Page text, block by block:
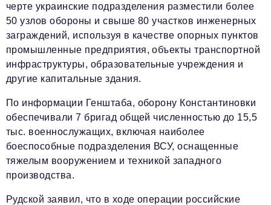
черте украинские подразделения разместили более
50 узлов обороны и свыше 80 участков инженерных
заграждений, используя в качестве опорных пунктов
промышленные предприятия, объекты транспортной
инфраструктуры, образовательные учреждения и
другие капитальные здания.
По информации Генштаба, оборону Константиновки
обеспечивали 7 бригад общей численностью до 15,5
тыс. военнослужащих, включая наиболее
боеспособные подразделения ВСУ, оснащенные
тяжелым вооружением и техникой западного
производства.
Рудской заявил, что в ходе операции российские